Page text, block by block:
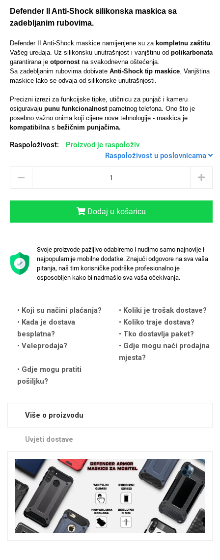
Defender II Anti-Shock silikonska maskica sa
zadebljanim rubovima.
Defender II Anti-Shock maskice namijenjene su za kompletnu zaštitu
Vašeg uređaja. Uz silikonsku unutrašnjost i vanjštinu od polikarbonata
garantirana je otpornostna svakodnevna oštećenja.
Sa zadebljanim rubovima dobivate Anti-Shock tip maskice. Vanjština
maskice lako se odvaja od silikonske unutrašnjosti.
Precizni izrezi za funkcijske tipke, utičnicu za punjač i kameru
osiguravaju punu funkcionalnostpametnog telefona. Ono što je
posebno važno onima koji cijene nove tehnologije - maskica je
kompatibilnas bežičnim punjačima.
Raspoloživost:
Proizvod je raspoloživ
Raspoloživost u poslovnicama
Dodaj u košaricu
Svoje proizvode pažljivo odabiremo i nudimo samo najnovije i
najpopularnije mobilne dodatke. Znajući odgovore na sva vaša
pitanja, naš tim korisničke podrške profesionalno je
osposobljen kako bi nadmašio sva vaša očekivanja.
Koji su načini plaćanja?
Koliki je trošak dostave?
Kada je dostava
besplatna?
Koliko traje dostava?
Tko dostavlja paket?
Veleprodaja?
Gdje mogu naći prodajna
mjesta?
Gdje mogu pratiti
pošiljku?
Više o proizvodu
Uvjeti dostave
Sleng Feel Good
Životinjsko carstvo Takeoff
Svemirska kolekcija Valentinovo
Quotes Collection
Zodiac
Doodles Apstraktni motivi
Univerzalne futrole i
maskice
Preklopne maskice